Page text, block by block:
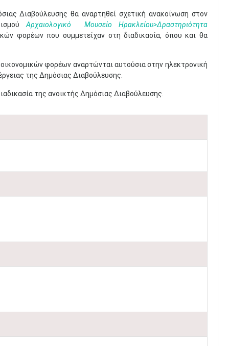
Διαβούλευσης θα αναρτηθεί σχετική ανακοίνωση στον
Αρχαιολογικό
Μουσείο Ηρακλείου>Δραστηριότητα
φορέων που συμμετείχαν στη διαδικασία, όπου και θα
φορέων αναρτώνται αυτούσια στην ηλεκτρονική
της Δημόσιας Διαβούλευσης.
της ανοικτής Δημόσιας Διαβούλευσης.